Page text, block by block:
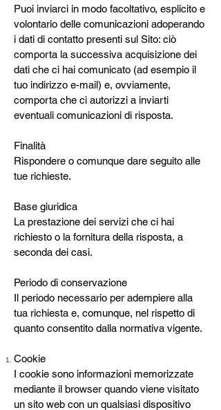
Puoi inviarci in modo facoltativo, esplicito e
volontario delle comunicazioni adoperando
i dati di contatto presenti sul Sito: ciò
comporta la successiva acquisizione dei
dati che ci hai comunicato (ad esempio il
tuo indirizzo e-mail) e, ovviamente,
comporta che ci autorizzi a inviarti
eventuali comunicazioni di risposta.
Finalità
Rispondere o comunque dare seguito alle
tue richieste.
Base giuridica
La prestazione dei servizi che ci hai
richiesto o la fornitura della risposta, a
seconda dei casi.
Periodo di conservazione
Il periodo necessario per adempiere alla
tua richiesta e, comunque, nel rispetto di
quanto consentito dalla normativa vigente.
Cookie
I cookie sono informazioni memorizzate
mediante il browser quando viene visitato
un sito web con un qualsiasi dispositivo